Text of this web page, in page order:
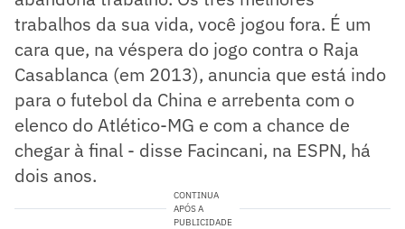
trabalhos da sua vida, você jogou fora. É um
cara que, na véspera do jogo contra o Raja
Casablanca (em 2013), anuncia que está indo
para o futebol da China e arrebenta com o
elenco do Atlético-MG e com a chance de
chegar à final - disse Facincani, na ESPN, há
dois anos.
CONTINUA
APÓS A
PUBLICIDADE